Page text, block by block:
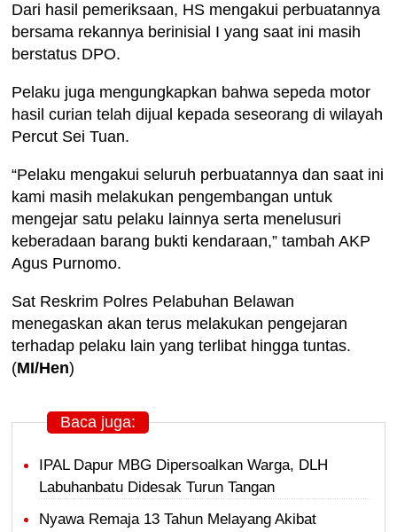
Dari hasil pemeriksaan, HS mengakui perbuatannya
bersama rekannya berinisial I yang saat ini masih
berstatus DPO.
Pelaku juga mengungkapkan bahwa sepeda motor
hasil curian telah dijual kepada seseorang di wilayah
Percut Sei Tuan.
“Pelaku mengakui seluruh perbuatannya dan saat ini
kami masih melakukan pengembangan untuk
mengejar satu pelaku lainnya serta menelusuri
keberadaan barang bukti kendaraan,” tambah AKP
Agus Purnomo.
Sat Reskrim Polres Pelabuhan Belawan
menegaskan akan terus melakukan pengejaran
terhadap pelaku lain yang terlibat hingga tuntas.
(MI/Hen)
Baca juga:
IPAL Dapur MBG Dipersoalkan Warga, DLH
Labuhanbatu Didesak Turun Tangan
Nyawa Remaja 13 Tahun Melayang Akibat